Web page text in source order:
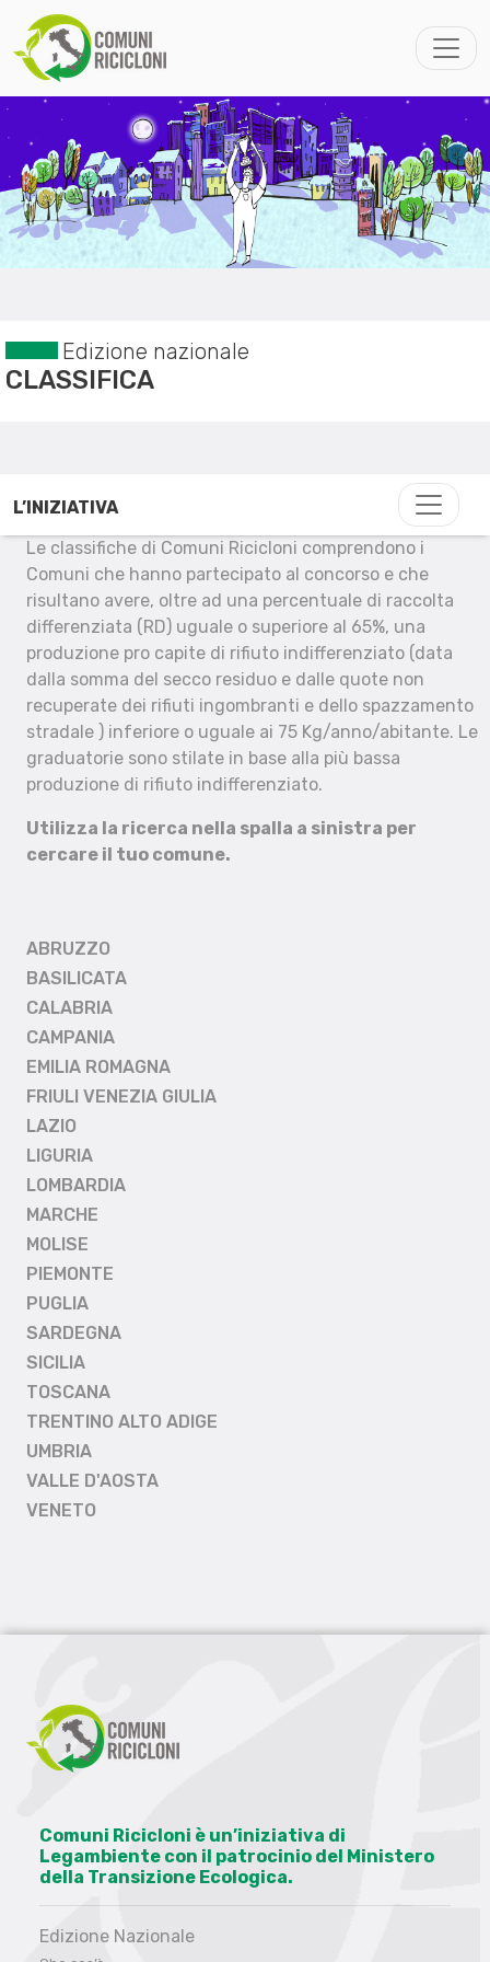
Edizione nazionale
CLASSIFICA
L’INIZIATIVA
Le classifiche di Comuni Ricicloni comprendono i
Comuni che hanno partecipato al concorso e che
risultano avere, oltre ad una percentuale di raccolta
differenziata (RD) uguale o superiore al 65%, una
produzione pro capite di rifiuto indifferenziato (data
dalla somma del secco residuo e dalle quote non
recuperate dei rifiuti ingombranti e dello spazzamento
stradale ) inferiore o uguale ai 75 Kg/anno/abitante. Le
graduatorie sono stilate in base alla più bassa
produzione di rifiuto indifferenziato.
Utilizza la ricerca nella spalla a sinistra per
cercare il tuo comune.
ABRUZZO
BASILICATA
CALABRIA
CAMPANIA
EMILIA ROMAGNA
FRIULI VENEZIA GIULIA
LAZIO
LIGURIA
LOMBARDIA
MARCHE
MOLISE
PIEMONTE
PUGLIA
SARDEGNA
SICILIA
TOSCANA
TRENTINO ALTO ADIGE
UMBRIA
VALLE D'AOSTA
VENETO
Comuni Ricicloni è un’iniziativa di
Legambiente con il patrocinio del Ministero
della Transizione Ecologica.
Edizione Nazionale